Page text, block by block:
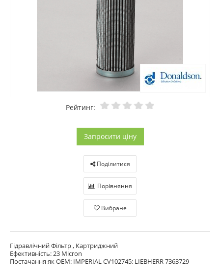
Рейтинг:
Запросити ціну
Поділитися
Порівняння
Вибране
Гідравлічний Фільтр , Картриджний
Ефективність: 23 Micron
Постачання як OEM: IMPERIAL CV102745; LIEBHERR 7363729